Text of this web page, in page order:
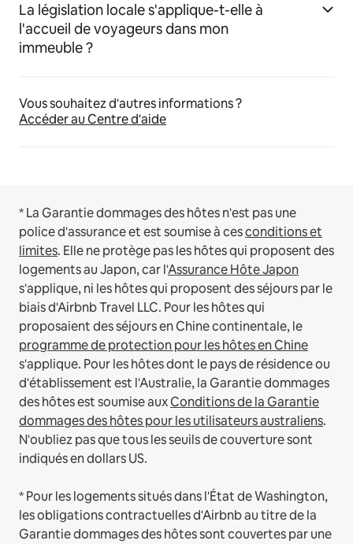
La législation locale s'applique-t-elle à
l'accueil de voyageurs dans mon
immeuble ?
Vous souhaitez d'autres informations ?
Accéder au Centre d'aide
* La Garantie dommages des hôtes n'est pas une
police d'assurance et est soumise à cesconditions et
limites. Elle ne protège pas les hôtes qui proposent des
logements au Japon, car l'Assurance Hôte Japon
s'applique, ni les hôtes qui proposent des séjours par le
biais d'Airbnb Travel LLC. Pour les hôtes qui
proposaient des séjours en Chine continentale, le
programme de protection pour les hôtes en Chine
s'applique. Pour les hôtes dont le pays de résidence ou
d'établissement est l'Australie, la Garantie dommages
des hôtes est soumise auxConditions de la Garantie
dommages des hôtes pour les utilisateurs australiens.
N'oubliez pas que tous les seuils de couverture sont
indiqués en dollars US.
* Pour les logements situés dans l'État de Washington,
les obligations contractuelles d'Airbnb au titre de la
Garantie dommages des hôtes sont couvertes par une